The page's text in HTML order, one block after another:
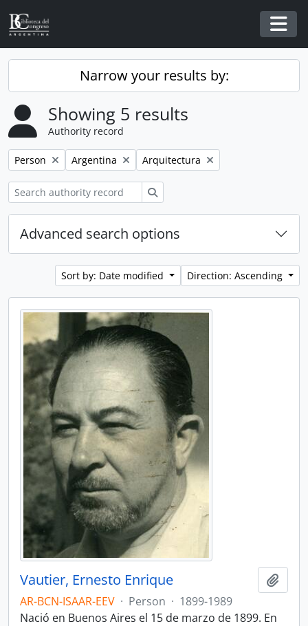
Skip to main content
Narrow your results by:
Showing 5 results
Authority record
Remove filter:
Person Remove filter:
Argentina Remove filter:
Arquitectura
Advanced search options
Sort by: Date modified Direction: Ascending
Vautier, Ernesto Enrique
AR-BCN-ISAAR-EEV · Person · 1899-1989
Nació en Buenos Aires el 15 de marzo de 1899. En